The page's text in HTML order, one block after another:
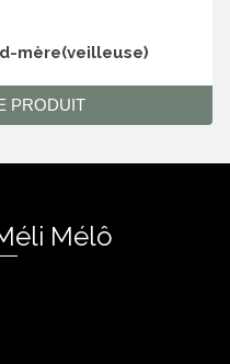
mère(veilleuse)
PRODUIT
Mélô